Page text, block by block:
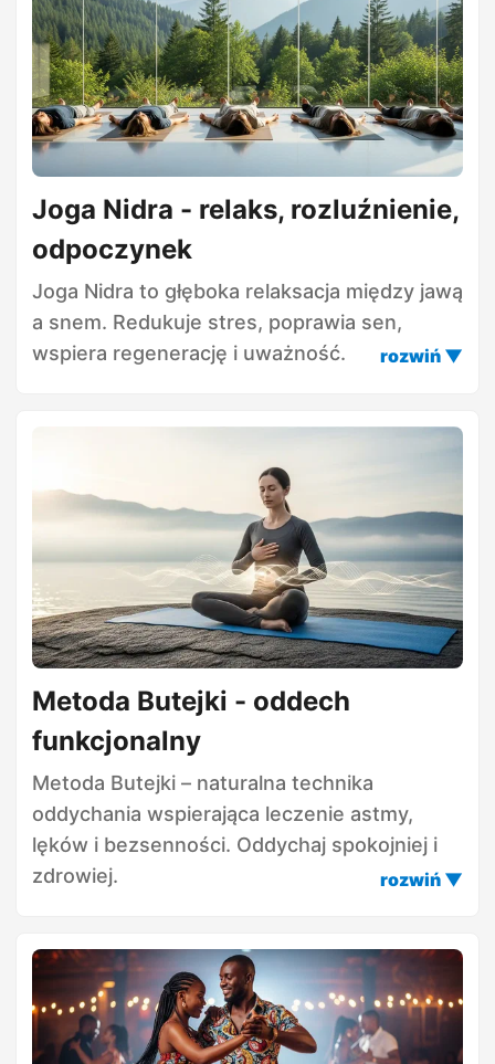
Joga Nidra - relaks, rozluźnienie,
odpoczynek
Joga Nidra to głęboka relaksacja między jawą
a snem. Redukuje stres, poprawia sen,
wspiera regenerację i uważność.
Metoda Butejki - oddech
funkcjonalny
Metoda Butejki – naturalna technika
oddychania wspierająca leczenie astmy,
lęków i bezsenności. Oddychaj spokojniej i
zdrowiej.